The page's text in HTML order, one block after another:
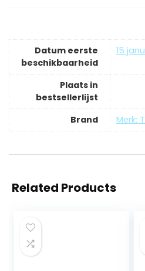
Datum eerste
beschikbaarheid
15
Plaats in
bestsellerlijst
Brand
Merk:
Related Products